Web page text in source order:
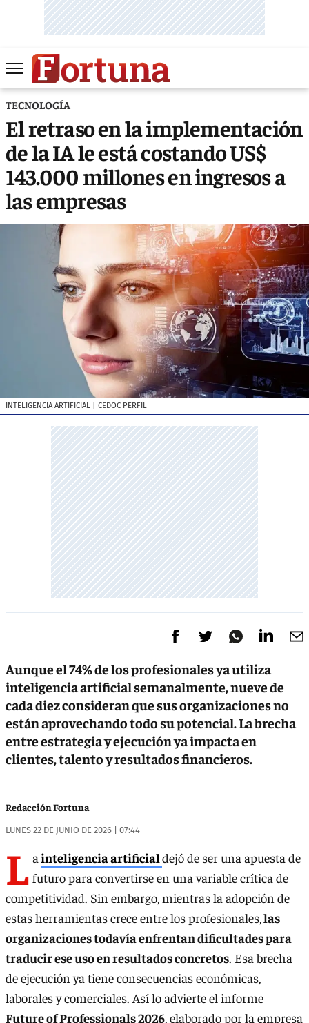
TECNOLOGÍA
El retraso en la implementación
de la IA le está costando US$
143.000 millones en ingresos a
las empresas
INTELIGENCIA ARTIFICIAL | CEDOC PERFIL
Aunque el 74% de los profesionales ya utiliza
inteligencia artificial semanalmente, nueve de
cada diez consideran que sus organizaciones no
están aprovechando todo su potencial. La brecha
entre estrategia y ejecución ya impacta en
clientes, talento y resultados financieros.
Redacción Fortuna
LUNES 22 DE JUNIO DE 2026 | 07:44
L ainteligencia artificialdejó de ser una apuesta de
futuro para convertirse en una variable crítica de
competitividad. Sin embargo, mientras la adopción de
estas herramientas crece entre los profesionales,las
organizaciones todavía enfrentan dificultades para
traducir ese uso en resultados concretos. Esa brecha
de ejecución ya tiene consecuencias económicas,
laborales y comerciales. Así lo advierte el informe
Future of Professionals 2026, elaborado por la empresa